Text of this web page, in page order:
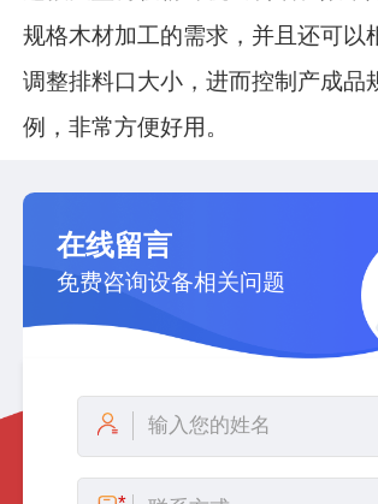
规格木材加工的需求，并且还可以
调整排料口大小，进而控制产成品
例，非常方便好用。
在线留言
免费咨询设备相关问题